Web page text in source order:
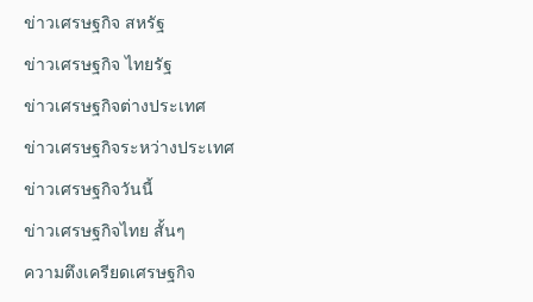
ข่าวเศรษฐกิจ สหรัฐ
ข่าวเศรษฐกิจ ไทยรัฐ
ข่าวเศรษฐกิจต่างประเทศ
ข่าวเศรษฐกิจระหว่างประเทศ
ข่าวเศรษฐกิจวันนี้
ข่าวเศรษฐกิจไทย สั้นๆ
ความตึงเครียดเศรษฐกิจ